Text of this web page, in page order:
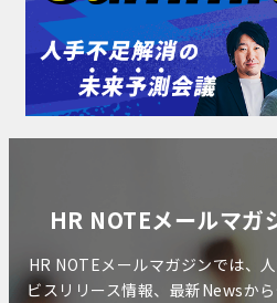
HR NOTEメールマガ
HR NOTEメールマガジンでは、
ビスリリース情報、最新Newsか